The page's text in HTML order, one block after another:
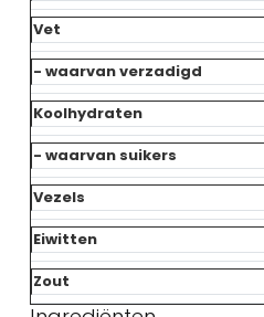
Vet
- waarvan verzadigd
Koolhydraten
- waarvan suikers
Vezels
Eiwitten
Zout